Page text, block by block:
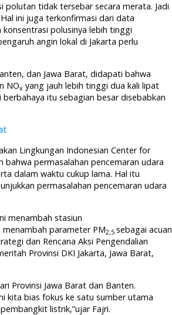
polutan tidak tersebar secara merata. Jadi
ini juga terkonfirmasi dari data
konsentrasi polusinya lebih tinggi
angin lokal di Jakarta perlu
dan Jawa Barat, didapati bahwa
NOx yang jauh lebih tinggi dua kali lipat
itu sebagian besar disebabkan
Lingkungan Indonesian Center for
bahwa permasalahan pencemaran udara
dalam waktu cukup lama. Hal itu
permasalahan pencemaran udara
menambah stasiun
parameter PM2,5 sebagai acuan
dan Rencana Aksi Pengendalian
Provinsi DKI Jakarta, Jawa Barat,
Provinsi Jawa Barat dan Banten.
kita bias fokus ke satu sumber utama
listrik,”ujar Fajri.